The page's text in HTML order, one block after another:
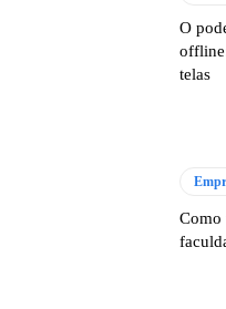
O
telas
Como